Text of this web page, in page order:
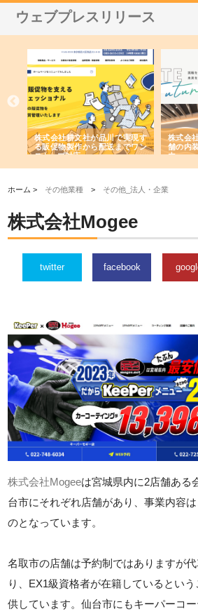
ウェブプレスリリース
株式会社耕文社が品川で実現す
る販促物製作から配送までワン
ストップ対応
株式会
舗の内
由
ホーム > その他業種 > その他_法人・企業
株式会社Mogee
twitter facebook
株式会社Mogeeは宮城県内に2店舗ある
台市にそれぞれ店舗があり、事業内容
のとなっています。
名取市の店舗は予約制ではありますが
り、EX1級資格者が在籍しているとい
供しています。仙台市にもキーパーコ